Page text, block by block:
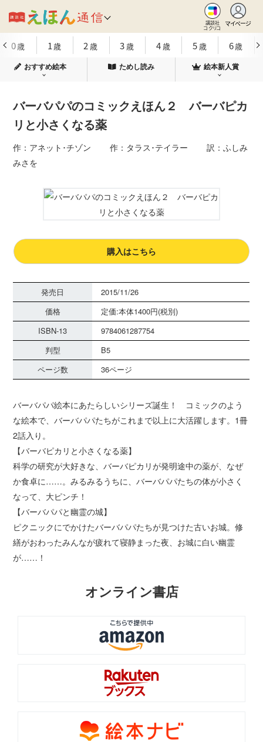
講談社
コクリコ
マイページ
0歳 1歳 2 歳 3歳 4歳 5歳 6歳
おすすめ絵本 ためし読み 絵本新人賞
バーバパパのコミックえほん２ バーバピカ
リと小さくなる薬
作：アネット･チゾン 作：タラス･テイラー 訳：ふしみ
みさを
購入はこちら
発売日
2015/11/26
価格
定価:本体1400円(税別)
ISBN-13
9784061287754
判型
B5
ページ数
36ページ
バーバパパ絵本にあたらしいシリーズ誕生！ コミックのよう
な絵本で、バーバパパたちがこれまで以上に大活躍します。1冊
2話入り。
【バーバピカリと小さくなる薬】
科学の研究が大好きな、バーバピカリが発明途中の薬が、なぜ
か食卓に……。みるみるうちに、バーバパパたちの体が小さく
なって、大ピンチ！
【バーバパパと幽霊の城】
ピクニックにでかけたバーバパパたちが見つけた古いお城。修
繕がおわったみんなが疲れて寝静まった夜、お城に白い幽霊
が……！
オンライン書店